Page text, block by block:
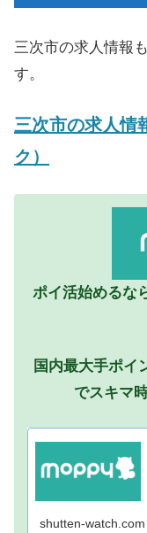
三次市の求人情報
す。
三次市の求人情
ク）
ポイ活始めるな
国内最大手ポイ
でスキマ
shutten-watch.com